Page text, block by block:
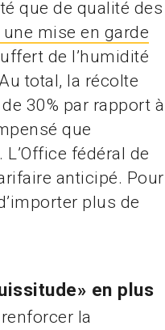
que de qualité des
mise en garde
de l’humidité
total, la récolte
30% par rapport à
que
fédéral de
anticipé. Pour
plus de
en plus
la